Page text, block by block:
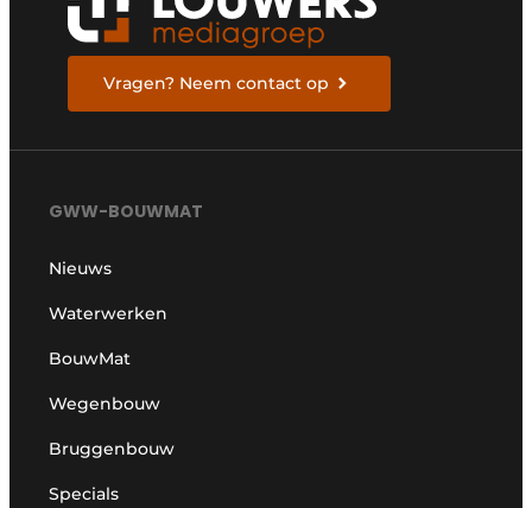
Vragen? Neem contact op
GWW-BOUWMAT
Nieuws
Waterwerken
BouwMat
Wegenbouw
Bruggenbouw
Specials